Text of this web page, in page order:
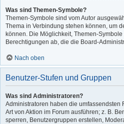
Was sind Themen-Symbole?
Themen-Symbole sind vom Autor
Thema in Verbindung stehen können, um
können. Die Möglichkeit, Themen-
Berechtigungen ab, die die Board-
Nach oben
Benutzer-Stufen und Gruppen
Was sind Administratoren?
Administratoren haben die umfassendsten
Art von Aktion im Forum ausführen; z. B.
sperren, Benutzergruppen erstellen,